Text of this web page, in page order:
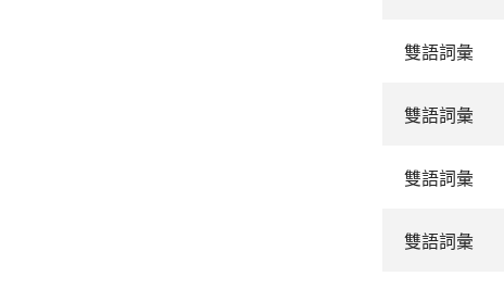
雙語詞彙
雙語詞彙
雙語詞彙
雙語詞彙